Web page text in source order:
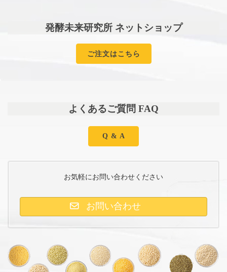
発酵未来研究所 ネットショップ
ご注文はこちら
よくあるご質問 FAQ
Q & A
お気軽にお問い合わせください
お問い合わせ